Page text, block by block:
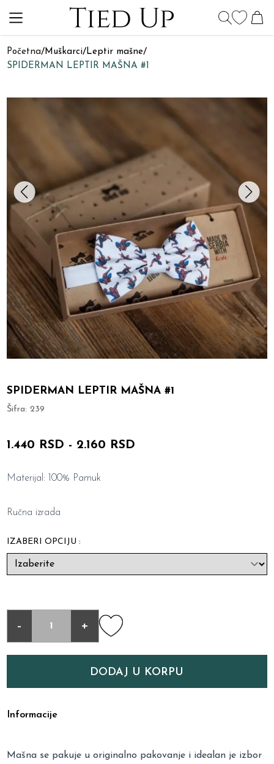
Početna/Muškarci/Leptir mašne/
SPIDERMAN LEPTIR MAŠNA #1
SPIDERMAN LEPTIR MAŠNA #1
Šifra:239
1.440 RSD - 2.160 RSD
Materijal: 100% Pamuk
Ručna izrada
IZABERI OPCIJU :
- +
DODAJ U KORPU
Informacije
Mašna se pakuje u originalno pakovanje i idealan je izbor